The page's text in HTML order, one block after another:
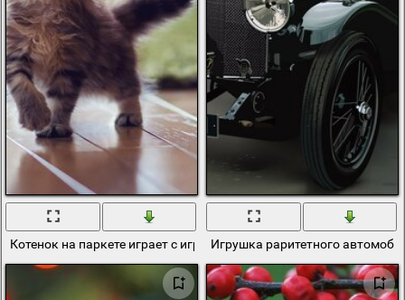
Котенок на паркете играет с игрушкойИгрушка раритетного